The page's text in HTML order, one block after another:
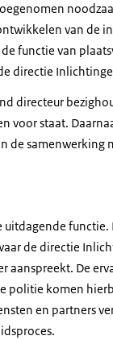
van de
functie van
directie
directeur
voor staat.
de samenwerking
de directie
aanspreekt. De
politie komen
en partners